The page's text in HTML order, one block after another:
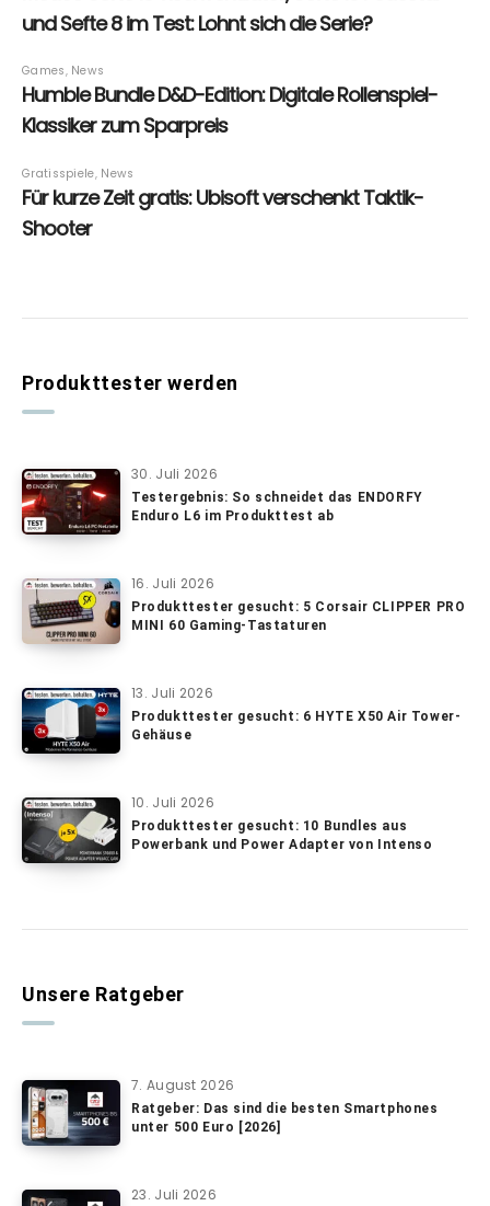
Produkttester werden
30. Juli 2026
Testergebnis: So schneidet das ENDORFY
Enduro L6 im Produkttest ab
16. Juli 2026
Produkttester gesucht: 5 Corsair CLIPPER PRO
MINI 60 Gaming-Tastaturen
13. Juli 2026
Produkttester gesucht: 6 HYTE X50 Air Tower-
Gehäuse
10. Juli 2026
Produkttester gesucht: 10 Bundles aus
Powerbank und Power Adapter von Intenso
Unsere Ratgeber
7. August 2026
Ratgeber: Das sind die besten Smartphones
unter 500 Euro [2026]
23. Juli 2026